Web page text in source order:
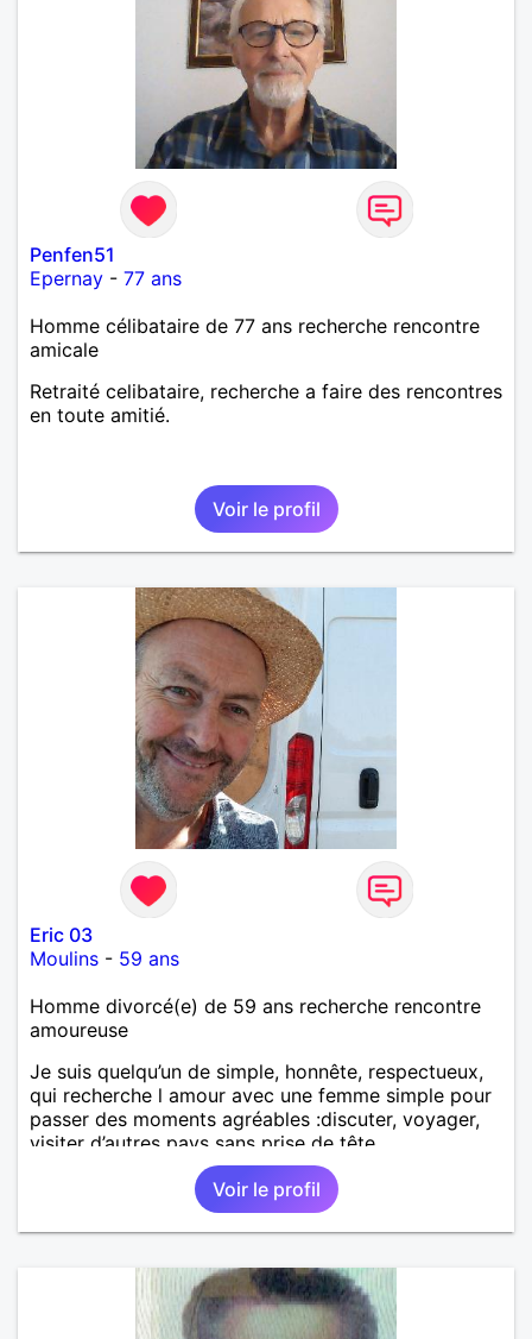
Penfen51
Epernay - 77 ans
Homme célibataire de 77 ans recherche rencontre
amicale
Retraité celibataire, recherche a faire des rencontres
en toute amitié.
Voir le profil
Eric 03
Moulins - 59 ans
Homme divorcé(e) de 59 ans recherche rencontre
amoureuse
Je suis quelqu’un de simple, honnête, respectueux,
qui recherche l amour avec une femme simple pour
passer des moments agréables :discuter, voyager,
visiter d’autres pays sans prise de tête.
Voir le profil